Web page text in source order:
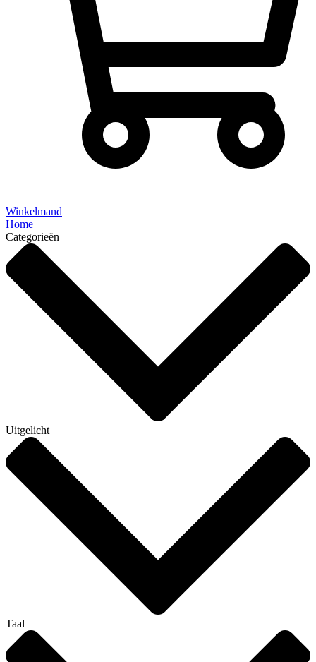
Winkelmand
Home
Categorieën
Uitgelicht
Taal